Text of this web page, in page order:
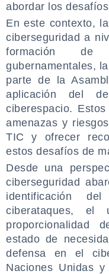
abordar los
En este contexto,
ciberseguridad a
formación
gubernamentales,
parte de la
aplicación del
ciberespacio.
amenazas y
TIC y ofrecer
estos desafíos de
Desde una
ciberseguridad
identificación
ciberataques, el
proporcionalidad
estado de
defensa en el
Naciones Unidas